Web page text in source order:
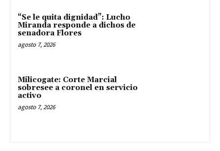
“Se le quita dignidad”: Lucho
Miranda responde a dichos de
senadora Flores
agosto 7, 2026
Milicogate: Corte Marcial
sobresee a coronel en servicio
activo
agosto 7, 2026